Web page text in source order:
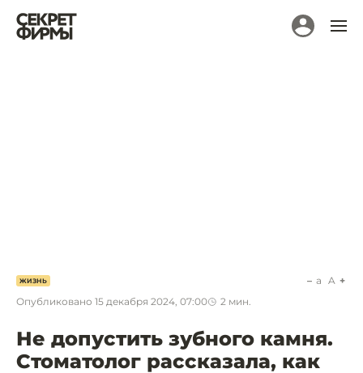
ЖИЗНЬ
Опубликовано 15 декабря 2024, 07:00 2 мин.
a A
Не допустить зубного камня.
Стоматолог рассказала, как